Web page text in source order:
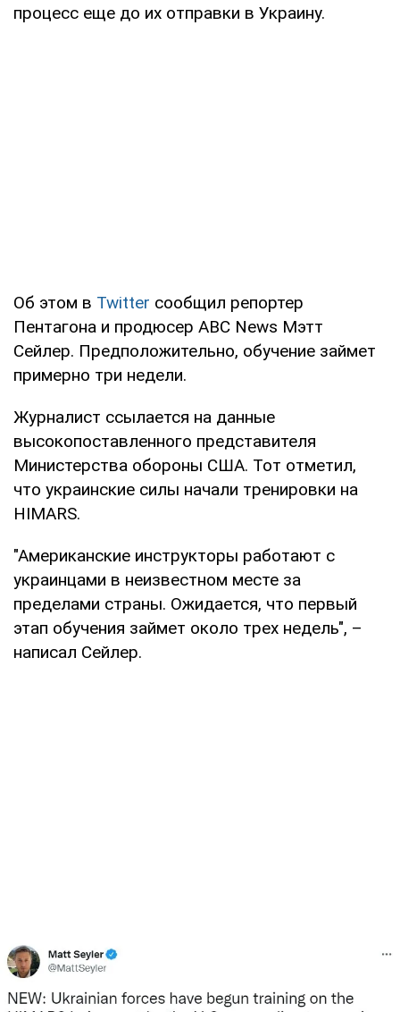
процесс еще до их отправки в Украину.
Об этом в Twitter сообщил репортер
Пентагона и продюсер ABC News Мэтт
Сейлер. Предположительно, обучение займет
примерно три недели.
Журналист ссылается на данные
высокопоставленного представителя
Министерства обороны США. Тот отметил,
что украинские силы начали тренировки на
HIMARS.
"Американские инструкторы работают с
украинцами в неизвестном месте за
пределами страны. Ожидается, что первый
этап обучения займет около трех недель", –
написал Сейлер.